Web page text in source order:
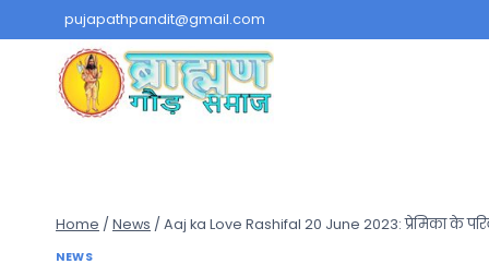
to
content
pujapathpandit@gmail.com
Home / News / Aaj ka Love Rashifal 20 June 2023: प्रेमिका के
NEWS